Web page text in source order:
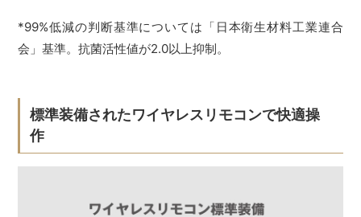
*99%低減の判断基準については「日本衛生材料工業連合
会」基準。抗菌活性値が2.0以上抑制。
標準装備されたワイヤレスリモコンで快適操
作